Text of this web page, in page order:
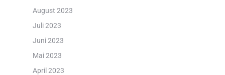
August 2023
Juli 2023
Juni 2023
Mai 2023
April 2023